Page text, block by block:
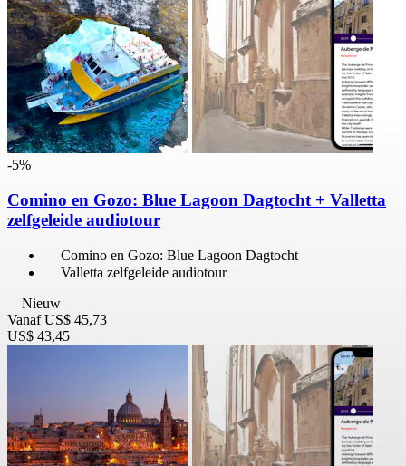
-5%
Comino en Gozo: Blue Lagoon Dagtocht + Valletta
zelfgeleide audiotour
Comino en Gozo: Blue Lagoon Dagtocht
Valletta zelfgeleide audiotour
Nieuw
Vanaf US$ 45,73
US$ 43,45